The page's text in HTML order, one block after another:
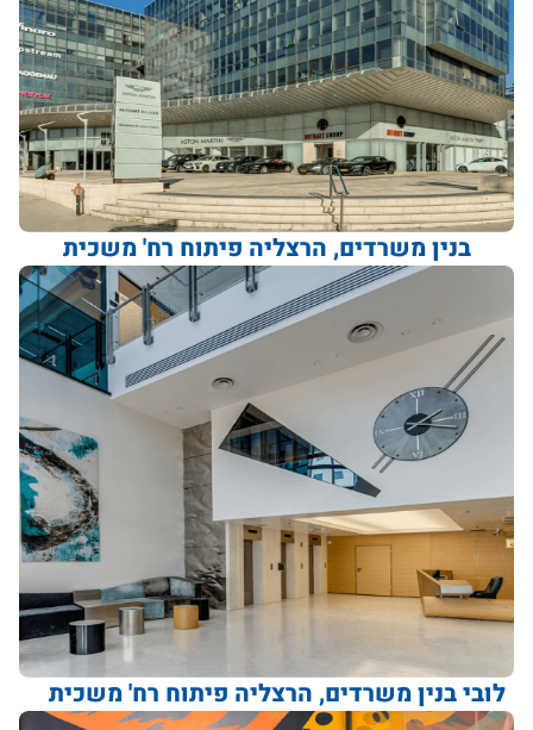
בנין משרדים, הרצליה פיתוח רח' משכית
לובי בנין משרדים, הרצליה פיתוח רח' משכית